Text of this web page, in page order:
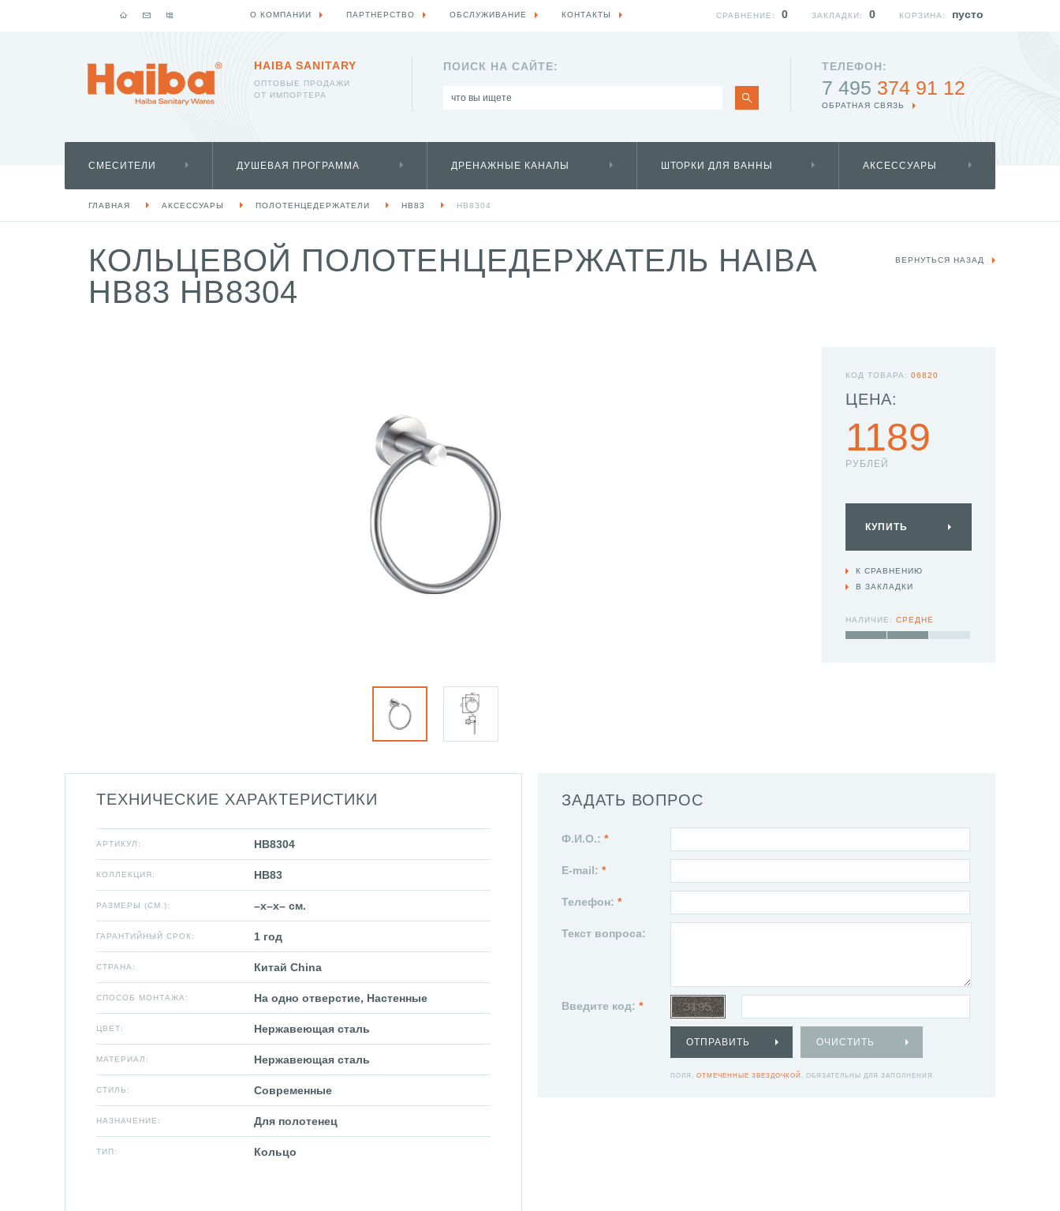
HAIBA SANITARY
ОПТОВЫЕ ПРОДАЖИ
ОТ ИМПОРТЕРА
ПОИСК НА САЙТЕ: ТЕЛЕФОН:
7 495 374 91 12
ОБРАТНАЯ СВЯЗЬ
СМЕСИТЕЛИ ДУШЕВАЯ ПРОГРАММА ДРЕНАЖНЫЕ КАНАЛЫ ШТОРКИ ДЛЯ ВАННЫ АКСЕССУАРЫ
ГЛАВНАЯ АКСЕССУАРЫ ПОЛОТЕНЦЕДЕРЖАТЕЛИ HB83 HB8304
ВЕРНУТЬСЯ НАЗАД
КОЛЬЦЕВОЙ ПОЛОТЕНЦЕДЕРЖАТЕЛЬ HAIBA
HB83 HB8304
КОД ТОВАРА: 06820
ЦЕНА:
1189
РУБЛЕЙ
КУПИТЬ
К СРАВНЕНИЮ
В ЗАКЛАДКИ
НАЛИЧИЕ: СРЕДНЕ
ТЕХНИЧЕСКИЕ ХАРАКТЕРИСТИКИ
АРТИКУЛ: HB8304
КОЛЛЕКЦИЯ: HB83
РАЗМЕРЫ (СМ.): –x–x– см.
ГАРАНТИЙНЫЙ СРОК: 1 год
СТРАНА: Китай China
СПОСОБ МОНТАЖА: На одно отверстие, Настенные
ЦВЕТ: Нержавеющая сталь
МАТЕРИАЛ: Нержавеющая сталь
СТИЛЬ: Современные
НАЗНАЧЕНИЕ: Для полотенец
ТИП: Кольцо
ЗАДАТЬ ВОПРОС
Ф.И.О.: *
E-mail: *
Телефон: *
Текст вопроса:
Введите код: *
ОТПРАВИТЬ ОЧИСТИТЬ
ПОЛЯ, ОТМЕЧЕННЫЕ ЗВЕЗДОЧКОЙ , ОБЯЗАТЕЛЬНЫ ДЛЯ ЗАПОЛНЕНИЯ
О КОМПАНИИ ПАРТНЕРСТВО ОБСЛУЖИВАНИЕ КОНТАКТЫ КОРЗИНА: пусто
ЗАКЛАДКИ: 0
СРАВНЕНИЕ: 0